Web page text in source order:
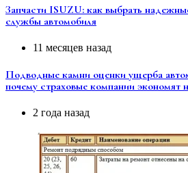
Запчасти ISUZU: как выбрать
службы автомобиля
11 месяцев назад
Подводные камни оценки ущерба
почему страховые компании экономят
2 года назад